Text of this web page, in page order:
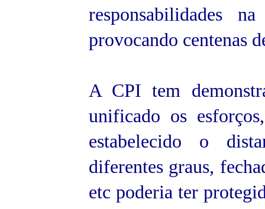
responsabilidades
provocando centenas
A CPI tem
unificado os
estabelecido o
diferentes graus,
etc poderia ter